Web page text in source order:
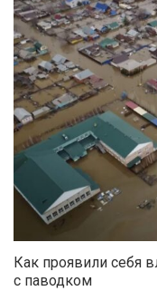
Как проявили себя
с паводком